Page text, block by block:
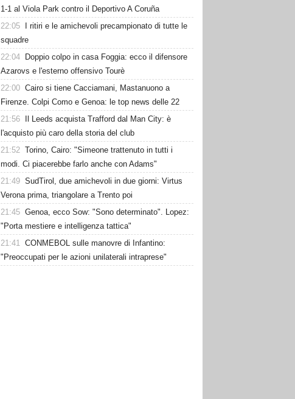
1-1 al Viola Park contro il Deportivo A Coruña
22:05
I ritiri e le amichevoli precampionato di tutte le
squadre
22:04
Doppio colpo in casa Foggia: ecco il difensore
Azarovs e l'esterno offensivo Tourè
22:00 Cairo si tiene Cacciamani, Mastanuono a
Firenze. Colpi Como e Genoa: le top news delle 22
21:56
Il Leeds acquista Trafford dal Man City: è
l'acquisto più caro della storia del club
21:52 Torino, Cairo: "Simeone trattenuto in tutti i
modi. Ci piacerebbe farlo anche con Adams"
21:49 SudTirol, due amichevoli in due giorni: Virtus
Verona prima, triangolare a Trento poi
21:45 Genoa, ecco Sow: "Sono determinato". Lopez:
"Porta mestiere e intelligenza tattica"
21:41 CONMEBOL sulle manovre di Infantino:
"Preoccupati per le azioni unilaterali intraprese"